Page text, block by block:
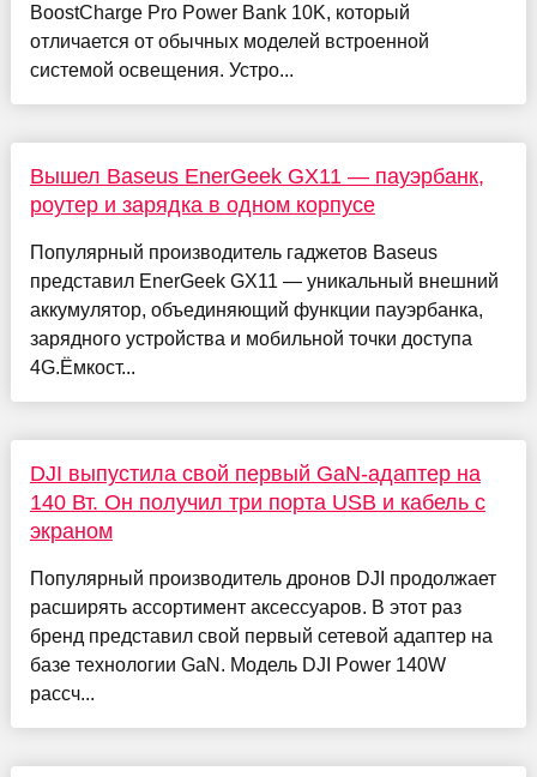
BoostCharge Pro Power Bank 10K, который
отличается от обычных моделей встроенной
системой освещения. Устро...
Вышел Baseus EnerGeek GX11 — пауэрбанк,
роутер и зарядка в одном корпусе
Популярный производитель гаджетов Baseus
представил EnerGeek GX11 — уникальный внешний
аккумулятор, объединяющий функции пауэрбанка,
зарядного устройства и мобильной точки доступа
4G.Ёмкост...
DJI выпустила свой первый GaN-адаптер на
140 Вт. Он получил три порта USB и кабель с
экраном
Популярный производитель дронов DJI продолжает
расширять ассортимент аксессуаров. В этот раз
бренд представил свой первый сетевой адаптер на
базе технологии GaN. Модель DJI Power 140W
рассч...